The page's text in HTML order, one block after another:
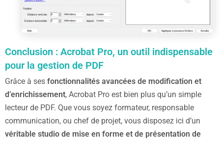
Conclusion : Acrobat Pro, un outil indispensable
pour la gestion de PDF
Grâce à ses fonctionnalités avancées de modification et
d’enrichissement, Acrobat Pro est bien plus qu’un simple
lecteur de PDF. Que vous soyez formateur, responsable
communication, ou chef de projet, vous disposez ici d’un
véritable studio de mise en forme et de présentation de